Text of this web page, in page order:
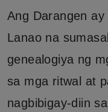
Ang Darangen
Lanao na
genealogiya ng
sa mga ritwal at
nagbibigay-diin